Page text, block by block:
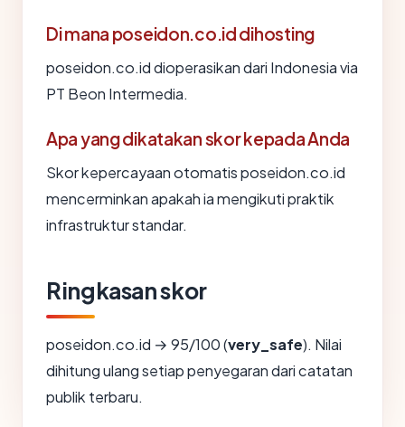
Di mana poseidon.co.id dihosting
poseidon.co.id dioperasikan dari Indonesia via
PT Beon Intermedia.
Apa yang dikatakan skor kepada Anda
Skor kepercayaan otomatis poseidon.co.id
mencerminkan apakah ia mengikuti praktik
infrastruktur standar.
Ringkasan skor
poseidon.co.id → 95/100 (very_safe). Nilai
dihitung ulang setiap penyegaran dari catatan
publik terbaru.